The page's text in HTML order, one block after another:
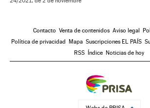
Contacto Venta de contenidos Aviso legal
Política de privacidad
Mapa Suscripciones EL PAÍS
RSS
Índice Noticias de hoy